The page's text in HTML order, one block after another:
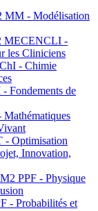
- Modélisation
MECENCLI -
les Cliniciens
- Chimie
Fondements de
Optimisation
Innovation,
PPF - Physique
- Probabilités et